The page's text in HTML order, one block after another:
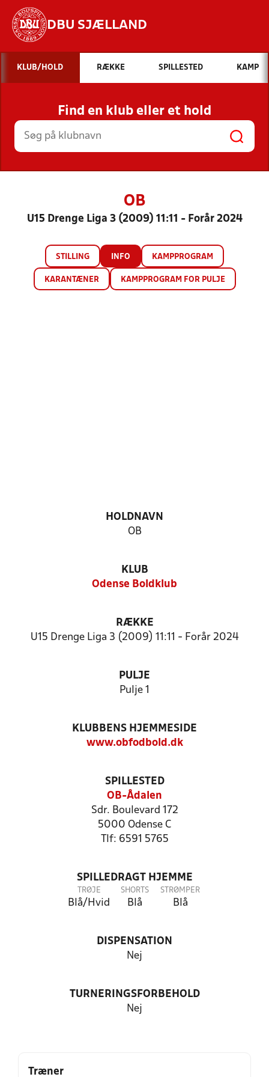
DBU SJÆLLAND
Hvad vil du søge efter?
INDHOLD OG NYHEDER
STILLINGER, RESULTATER, KLUBBER OG
HOLD
KLUB/HOLD RÆKKE SPILLESTED KAMP
Find en klub eller et hold
OB
U15 Drenge Liga 3 (2009) 11:11 - Forår 2024
STILLING INFO KAMPPROGRAM
KARANTÆNER KAMPPROGRAM FOR PULJE
HOLDNAVN
OB
KLUB
Odense Boldklub
RÆKKE
U15 Drenge Liga 3 (2009) 11:11 - Forår 2024
PULJE
Pulje 1
KLUBBENS HJEMMESIDE
www.obfodbold.dk
SPILLESTED
OB-Ådalen
Sdr. Boulevard 172
5000 Odense C
Tlf: 6591 5765
SPILLEDRAGT HJEMME
TRØJE
Blå/Hvid
SHORTS
Blå
STRØMPER
Blå
DISPENSATION
Nej
TURNERINGSFORBEHOLD
Nej
Træner